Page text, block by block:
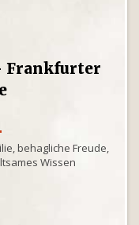
Frankfurter
behagliche Freude,
Wissen